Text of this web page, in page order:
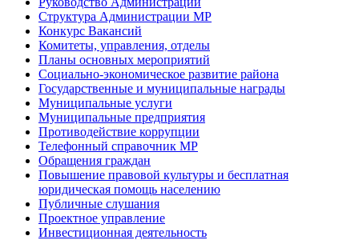
Структура Администрации МР
Конкурс Вакансий
Комитеты, управления, отделы
Планы основных мероприятий
Социально-экономическое развитие района
Государственные и муниципальные награды
Муниципальные услуги
Муниципальные предприятия
Противодействие коррупции
Телефонный справочник МР
Обращения граждан
Повышение правовой культуры и бесплатная
юридическая помощь населению
Публичные слушания
Проектное управление
Инвестиционная деятельность